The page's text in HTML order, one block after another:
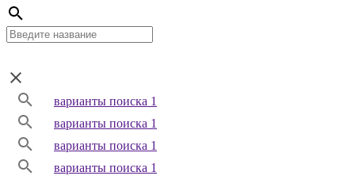
варианты поиска 1
варианты поиска 1
варианты поиска 1
варианты поиска 1